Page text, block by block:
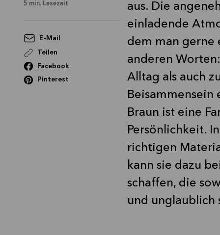
5 min. Lesezeit
E-Mail
Teilen
Facebook
Pinterest
aus. Die
einladende
dem man gerne
anderen
Alltag als auch
Beisammensein
Braun ist eine
Persönlichkeit.
richtigen
kann sie dazu
schaffen, die
und unglaublich